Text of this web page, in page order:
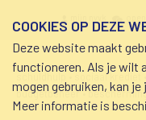
schuldhulp • sociaal krediet •
budgetbeheer •
COOKIES OP DEZE
Deze website maakt
functioneren. Als je wilt
mogen gebruiken, kan
Meer informatie is